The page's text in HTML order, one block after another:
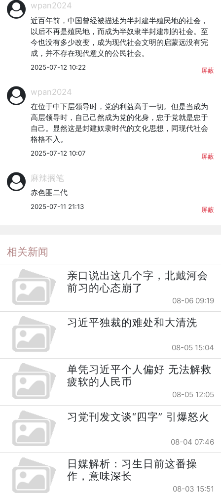
wpan2024
近百年前，中国曾经被描述为半封建半殖民地的社会，
以后不再是殖民地，而成为半奴隶半封建制的社会。至
今也没有多少改变，成为现代社会文明的启蒙远没有完
成，并不存在现代意义的公民社会。
2025-07-12 10:22 屏蔽
wpan2024
在位于中下层领导时，党的利益高于一切。但是当成为
高层领导时，自己己然成为党的化身，忠于党就是忠于
自己。显然这是封建奴隶时代的文化思想，同现代社会
格格不入。
2025-07-12 10:07 屏蔽
麻辣搁笔
赤色匪二代
2025-07-11 21:13 屏蔽
相关新闻
亲口说出这几个字，北戴河会
前习的心态崩了
08-06 09:19
习近平独裁的难处和大清洗
08-05 15:04
单凭习近平个人偏好 无法解救
疲软的人民币
08-05 12:05
习党刊发文谈“四字” 引爆怒火
08-04 07:46
日媒解析：习生日前这番操
作，意味深长
08-03 15:51